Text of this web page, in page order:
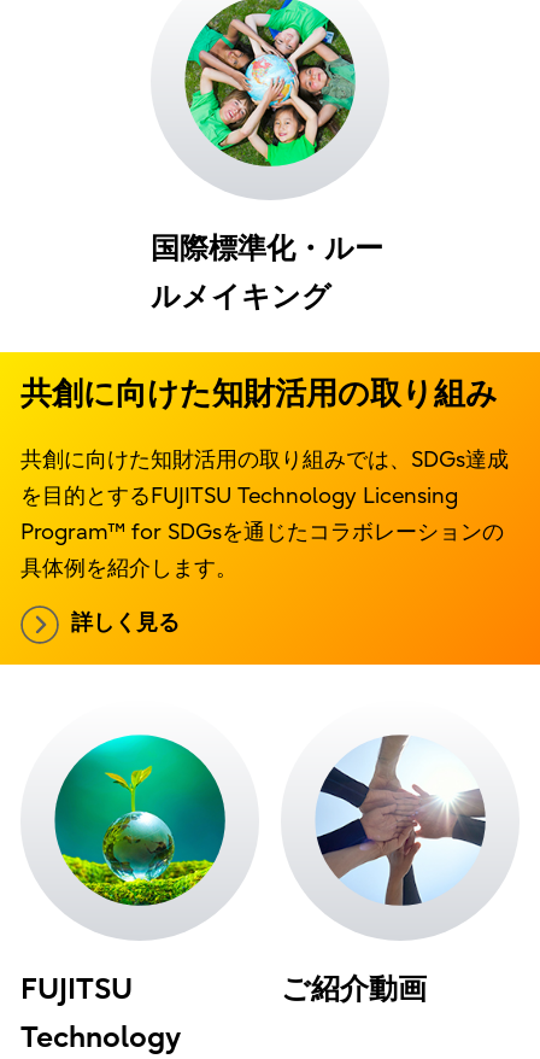
国際標準化・ルー
ルメイキング
共創に向けた知財活用の取り組み
共創に向けた知財活用の取り組みでは、SDGs達成
を目的とするFUJITSU Technology Licensing
Program™ for SDGsを通じたコラボレーションの
具体例を紹介します。
詳しく見る
FUJITSU
Technology
ご紹介動画